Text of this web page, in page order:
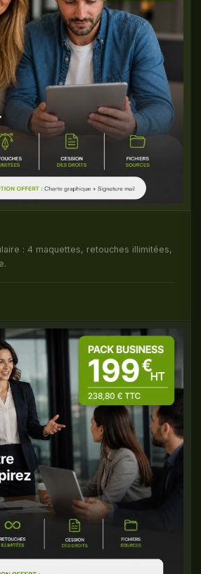
: 4 maquettes, retouches illimitées,